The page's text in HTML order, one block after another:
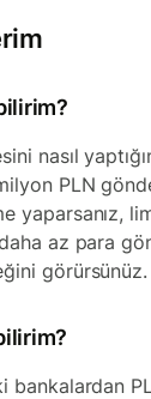
nasıl
PLN
yaparsanız,
az para
görürsünüz.
bankalardan